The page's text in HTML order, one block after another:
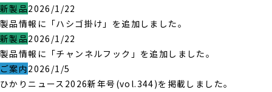
新製品2026/1/22
製品情報に「ハシゴ掛け」を追加しました。
新製品2026/1/22
製品情報に「チャンネルフック」を追加しました。
ご案内2026/1/5
ひかりニュース2026新年号(vol.344)を掲載しました。